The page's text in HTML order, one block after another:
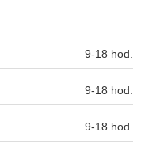
9-18 hod.
9-18 hod.
9-18 hod.